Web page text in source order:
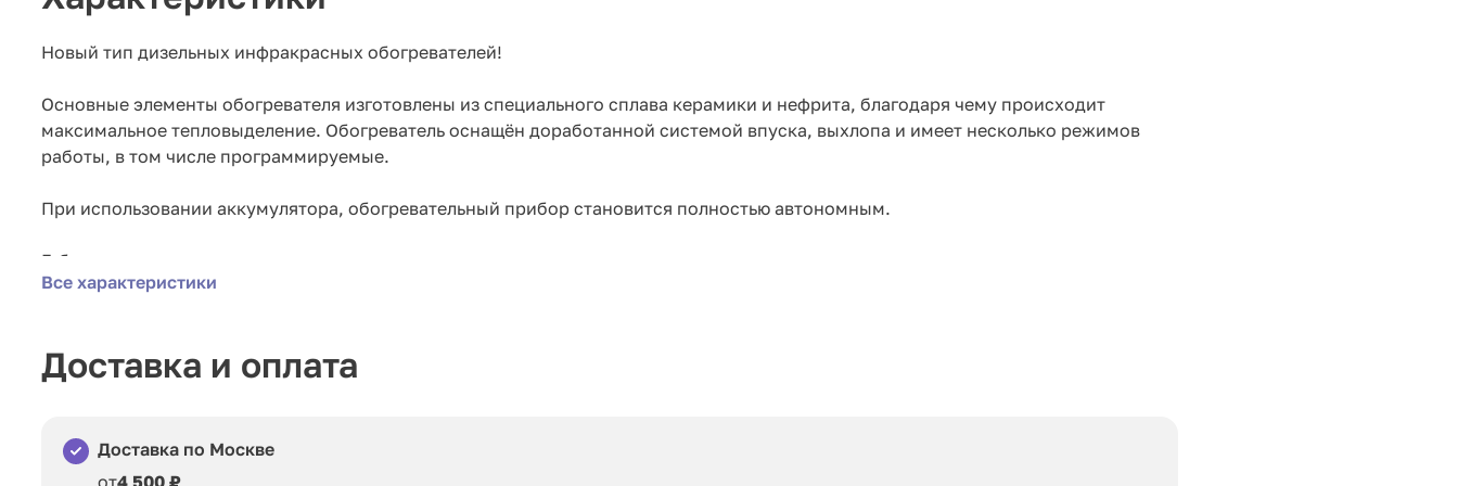
Новый тип дизельных инфракрасных обогревателей!
Основные элементы обогревателя изготовлены из специального сплава керамики и нефрита, благодаря чему происходит
максимальное тепловыделение. Обогреватель оснащён доработанной системой впуска, выхлопа и имеет несколько режимов
работы, в том числе программируемые.
При использовании аккумулятора, обогревательный прибор становится полностью автономным.
Габариты:
100х30х120 см.
Все характеристики
Доставка и оплата
Доставка по Москве